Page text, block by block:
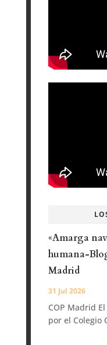
«Amarga
humana-
Madrid
31 Jul 2026
COP Madrid
por el Colegio